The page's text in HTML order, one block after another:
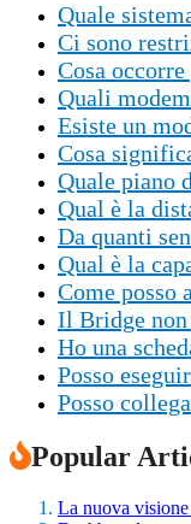
Quale
Ci sono
Cosa
Quali
Esiste un
Cosa
Quale piano
Qual è la
Da quanti
Qual è la
Come posso
Il Bridge non
Ho una
Posso
Posso
Popular
La nuova